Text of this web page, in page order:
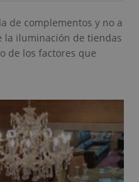
de complementos y no a
la iluminación de tiendas
de los factores que